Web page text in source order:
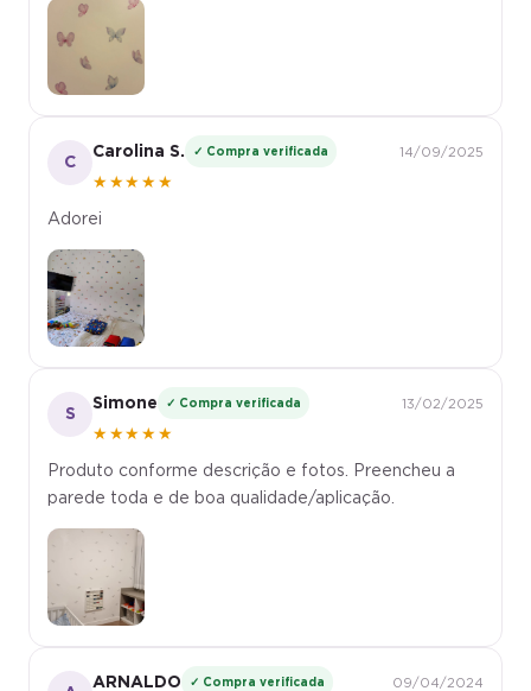
C
Carolina S.
★★★★★
14/09/2025
Adorei
S
Simone
★★★★★
13/02/2025
Produto conforme descrição e fotos. Preencheu a
parede toda e de boa qualidade/aplicação.
A
ARNALDO 09/04/2024